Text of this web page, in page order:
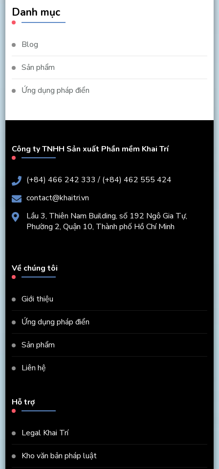
Danh mục
Blog
Sản phẩm
Ứng dụng pháp điển
Công ty TNHH Sản xuất Phần mềm Khai Trí
(+84) 466 242 333 / (+84) 462 555 424
contact@khaitri.vn
Lầu 3, Thiên Nam Building, số 192 Ngô Gia Tự,
Phường 2, Quận 10, Thành phố Hồ Chí Minh
Về chúng tôi
Giới thiệu
Ứng dụng pháp điển
Sản phẩm
Liên hệ
Hỗ trợ
Legal Khai Trí
Kho văn bản pháp luật